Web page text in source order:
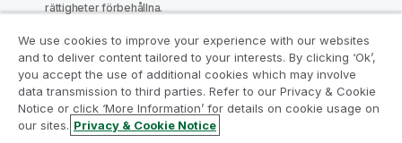
rättigheter förbehållna.
Gå med i programmet Analytics
Modernization
Modernisera utan att kompromissa med dina värdefulla
We use cookies to improve your experience with our websites
and to deliver content tailored to your interests. By clicking ‘Ok’,
you accept the use of additional cookies which may involve
data transmission to third parties. Refer to our Privacy & Cookie
Notice or click ‘More Information’ for details on cookie usage on
our sites. Privacy & Cookie Notice